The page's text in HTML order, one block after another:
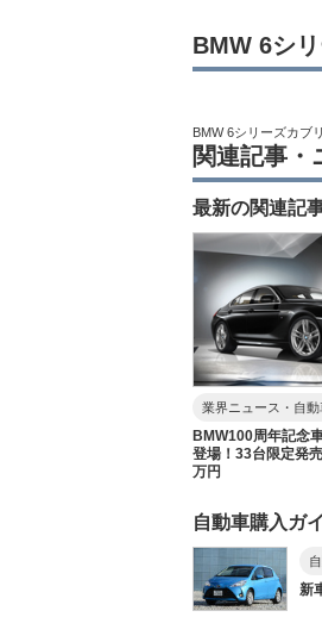
BMW 6シ
BMW 6シリーズカブ
関連記事・
最新の関連記
業界ニュース・自動
BMW100周年記念
登場！33台限定発
万円
自動車購入ガ
新